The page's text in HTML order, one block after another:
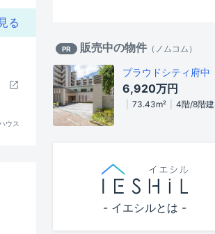
る
ウス
PR 販売中の物件 （ ノムコム ）
プラウドシティ府中
6,920万円
73.43m² 4階/8階建
- イエシルとは -